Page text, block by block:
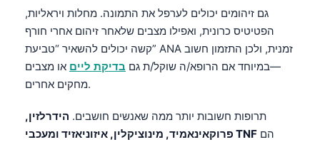
גם זיהומים יכולים לערפל את התמונה. מחלות ויראליות,
הפטיטיס כרונית, ואפילו מצבים שלאחר זיהום אחרי חורף
קשה יכולים להשאיר “טביעת” ANA זמנית, ולכן התזמון חשוב
—במיוחד אם הרופא/ה שוקל/ת גם בדיקת ליים או מצבים
מחקים אחרים.
תרופות חשובות יותר ממה שאנשים חושבים. הידרלזין,
פרוקאינאמיד, מינוציקלין, איזוניאזיד ומעכבי TNF